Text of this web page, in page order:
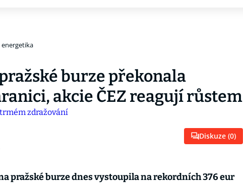
energetika
burze překonala
akcie ČEZ reagují růstem
Diskuze (0)
pražské burze dnes vystoupila na rekordních 376 eur